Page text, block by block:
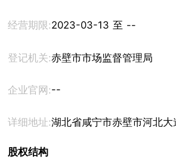
经营期限: 2023-03-13 至 --
登记机关:赤壁市市场监督管理局
企业官网:--
详细地址:湖北省咸宁市赤壁市河北大
股权结构